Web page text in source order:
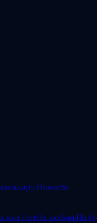
Новости
или НетНа любовьНа